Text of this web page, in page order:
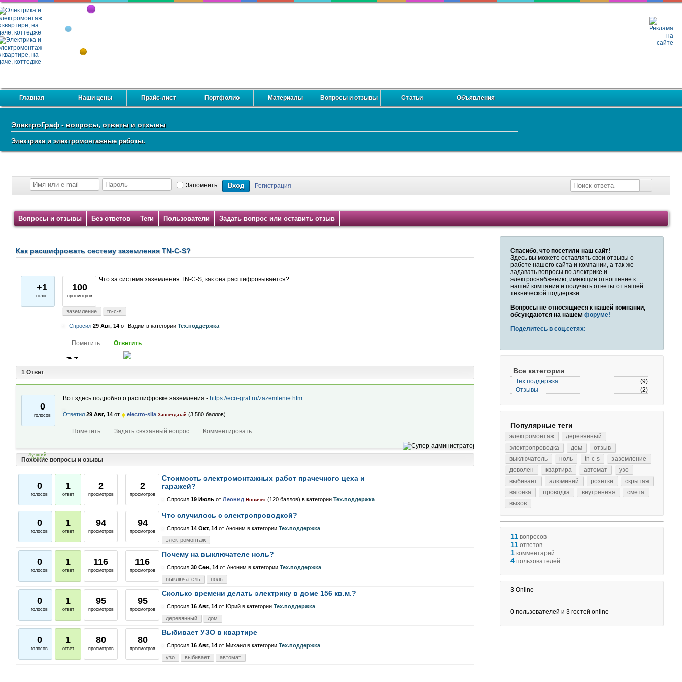
Главная Наши цены Прайс-лист Портфолио Материалы Вопросы и отзывы Статьи Объявления
ЭлектроГраф - вопросы, ответы и отзывы
Электрика и электромонтажные работы.
Запомнить Регистрация
Вопросы и отзывы Без ответов Теги Пользователи Задать вопрос или оставить отзыв
Спасибо, что посетили наш сайт!
Здесь вы можете оставлять свои отзывы о
работе нашего сайта и компании, а так-же
задавать вопросы по электрике и
электроснабжению, имеющие отношение к
нашей компании и получать ответы от нашей
технической поддержки.
Вопросы не относящиеся к нашей компании,
обсуждаются на нашем форуме!
Поделитесь в соц.сетях:
Все категории
Тех.поддержка
(9)
Отзывы
(2)
Популярные теги
электромонтаж
деревянный
электропроводка
дом
отзыв
выключатель
ноль tn-c-s
заземление
доволен
квартира автомат
узо
выбивает
алюминий розетки
скрытая
вагонка
проводка внутренняя
смета
вызов
11вопросов
11ответов
1комментарий
4пользователей
3Online
0пользователей и 3гостей online
Как расшифровать сестему заземления TN-C-S?
+1
голос
100
просмотров
Что за система заземления TN-C-S, как она расшифровывается?
заземление tn-c-s
Спросил 29 Авг, 14 от Вадим в категории Тех.поддержка
1 Ответ
0
голосов
Лучший
ответ
Вот здесь подробно о расшифровке заземления - https://eco-graf.ru/zazemlenie.htm
Ответил 29 Авг, 14 от ♦ electro-sila Завсегдатай (3,580 баллов)
Похожие вопросы и озывы
0
голосов
1
ответ
2
просмотров
2
просмотров
Стоимость электромонтажных работ прачечного цеха и
гаражей?
Спросил 19 Июль от Леонид Новичёк (120 баллов) в категории Тех.поддержка
0
голосов
1
ответ
94
просмотров
94
просмотров
Что случилось с электропроводкой?
Спросил 14 Окт, 14 от Аноним в категории Тех.поддержка
электромонтаж
0
голосов
1
ответ
116
просмотров
116
просмотров
Почему на выключателе ноль?
Спросил 30 Сен, 14 от Аноним в категории Тех.поддержка
выключатель
ноль
0
голосов
1
ответ
95
просмотров
95
просмотров
Сколько времени делать электрику в доме 156 кв.м.?
Спросил 16 Авг, 14 от Юрий в категории Тех.поддержка
деревянный
дом
0
голосов
1
ответ
80
просмотров
80
просмотров
Выбивает УЗО в квартире
Спросил 16 Авг, 14 от Михаил в категории Тех.поддержка
узо
выбивает автомат